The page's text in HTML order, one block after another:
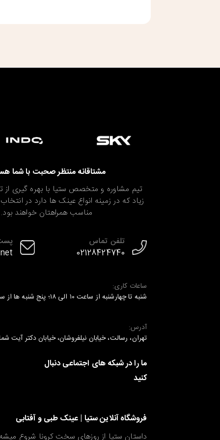
مشتاقانه منتظر صحبت با شما
تیم مشاوره و متخصص ستیا با بهره گیری
زیاد که در زمینه انواع عینک ها دارد در
مناسب همراهتان خواهند بود.
تلفن تماس
02128424740
ساعات کاری:
شنبه تا چهارشنبه از ساعت ۱۰ الی ۱۸؛ پنج شنبه ها از ساعت ۱۰ الی ۱۶
آدرس:
تهران، رسالت، خیابان نیلفروشان، خیابان دکتر آیت شمالی، کوچه سه متری،
ما را در شبکه های اجتماعی دنبال
کنید
فروشگاه آنلاین ستیا | عینک طبی و آفتابی